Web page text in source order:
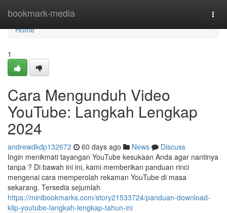
bookmark-media
Home
Home
1
Cara Mengunduh Video
YouTube: Langkah Lengkap
2024
andrewdkdp132672 60 days ago News
Discuss
Ingin menikmati tayangan YouTube kesukaan Anda agar nantinya
tanpa ? Di bawah ini ini, kami memberikan panduan rinci
mengenai cara memperolah rekaman YouTube di masa
sekarang. Tersedia sejumlah
https://minibookmarks.com/story21533724/panduan-download-
klip-youtube-langkah-lengkap-tahun-ini